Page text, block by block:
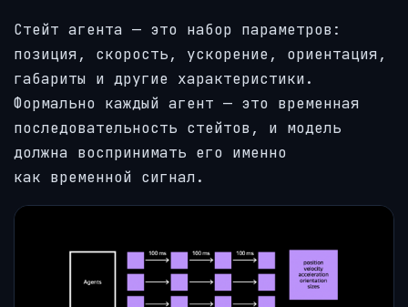
Стейт агента — это набор параметров:
позиция, скорость, ускорение, ориентация,
габариты и другие характеристики.
Формально каждый агент — это временная
последовательность стейтов, и модель
должна воспринимать его именно
как временной сигнал.